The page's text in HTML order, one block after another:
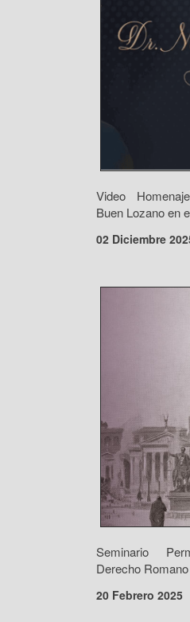
Video
Buen Lozano en
02 Diciembre
Seminario
Derecho Romano
20 Febrero 2025